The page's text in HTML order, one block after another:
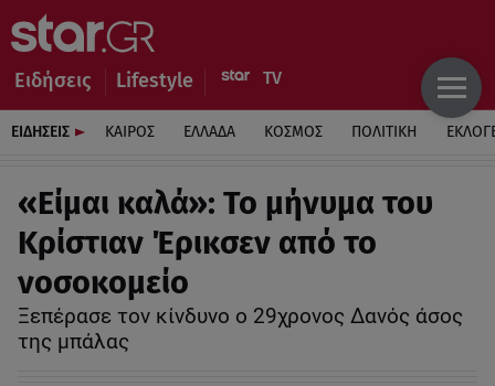
Ειδήσεις Lifestyle
ΕΙΔΗΣΕΙΣ ΚΑΙΡΟΣ ΕΛΛΑΔΑ ΚΟΣΜΟΣ ΠΟΛΙΤΙΚΗ
«Είμαι καλά»: Το μήνυμα του
Κρίστιαν Έρικσεν από το
νοσοκομείο
Ξεπέρασε τον κίνδυνο ο 29χρονος Δανός άσος
της μπάλας